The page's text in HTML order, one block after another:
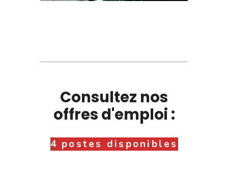
Consultez nos
offres d'emploi :
4 postes disponibles